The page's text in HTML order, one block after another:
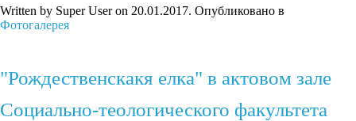
Written by Super User on 20.01.2017. Опубликовано в
Фотогалерея
"Рождественскакя елка" в актовом зале
Социально-теологического факультета